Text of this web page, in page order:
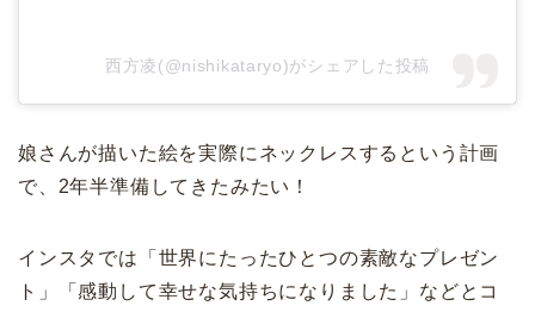
西方凌(@nishikataryo)がシェアした投稿
娘さんが描いた絵を実際にネックレスするという計画
で、2年半準備してきたみたい！
インスタでは「世界にたったひとつの素敵なプレゼン
ト」「感動して幸せな気持ちになりました」などとコ